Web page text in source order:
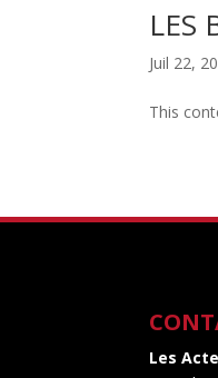
LES
Juil 22,
This
Les